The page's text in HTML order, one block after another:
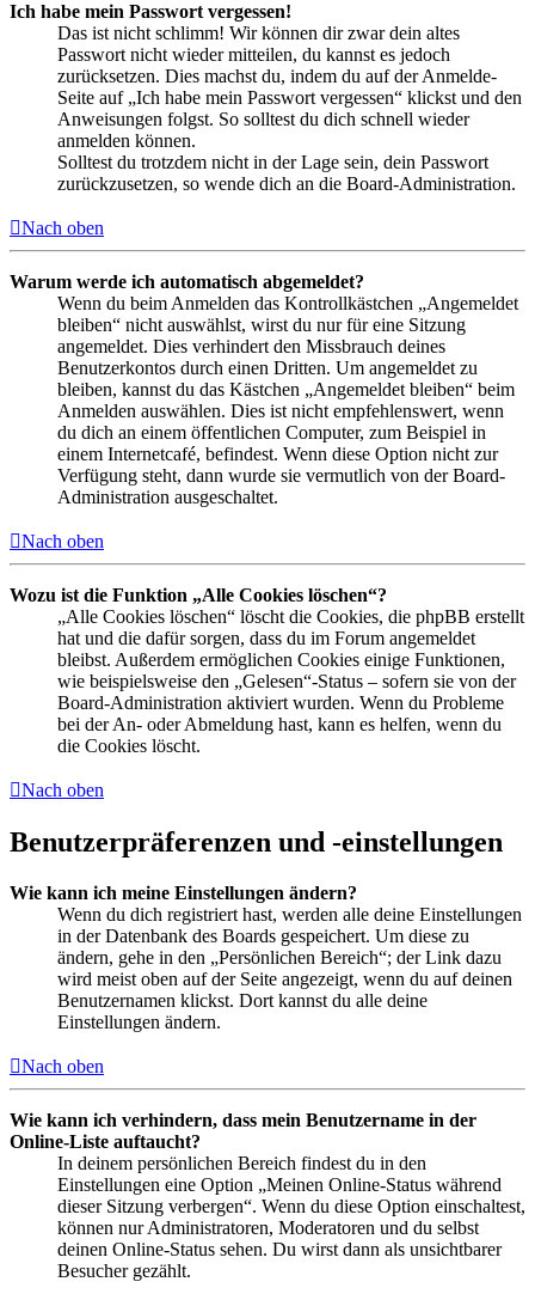
Ich habe mein Passwort vergessen!
Das ist nicht schlimm! Wir können dir zwar dein altes
Passwort nicht wieder mitteilen, du kannst es jedoch
zurücksetzen. Dies machst du, indem du auf der Anmelde-
Seite auf „Ich habe mein Passwort vergessen“ klickst und den
Anweisungen folgst. So solltest du dich schnell wieder
anmelden können.
Solltest du trotzdem nicht in der Lage sein, dein Passwort
zurückzusetzen, so wende dich an die Board-Administration.
Nach oben
Warum werde ich automatisch abgemeldet?
Wenn du beim Anmelden das Kontrollkästchen „Angemeldet
bleiben“ nicht auswählst, wirst du nur für eine Sitzung
angemeldet. Dies verhindert den Missbrauch deines
Benutzerkontos durch einen Dritten. Um angemeldet zu
bleiben, kannst du das Kästchen „Angemeldet bleiben“ beim
Anmelden auswählen. Dies ist nicht empfehlenswert, wenn
du dich an einem öffentlichen Computer, zum Beispiel in
einem Internetcafé, befindest. Wenn diese Option nicht zur
Verfügung steht, dann wurde sie vermutlich von der Board-
Administration ausgeschaltet.
Nach oben
Wozu ist die Funktion „Alle Cookies löschen“?
„Alle Cookies löschen“ löscht die Cookies, die phpBB erstellt
hat und die dafür sorgen, dass du im Forum angemeldet
bleibst. Außerdem ermöglichen Cookies einige Funktionen,
wie beispielsweise den „Gelesen“-Status – sofern sie von der
Board-Administration aktiviert wurden. Wenn du Probleme
bei der An- oder Abmeldung hast, kann es helfen, wenn du
die Cookies löscht.
Nach oben
Benutzerpräferenzen und -einstellungen
Wie kann ich meine Einstellungen ändern?
Wenn du dich registriert hast, werden alle deine Einstellungen
in der Datenbank des Boards gespeichert. Um diese zu
ändern, gehe in den „Persönlichen Bereich“; der Link dazu
wird meist oben auf der Seite angezeigt, wenn du auf deinen
Benutzernamen klickst. Dort kannst du alle deine
Einstellungen ändern.
Nach oben
Wie kann ich verhindern, dass mein Benutzername in der
Online-Liste auftaucht?
In deinem persönlichen Bereich findest du in den
Einstellungen eine Option „Meinen Online-Status während
dieser Sitzung verbergen“. Wenn du diese Option einschaltest,
können nur Administratoren, Moderatoren und du selbst
deinen Online-Status sehen. Du wirst dann als unsichtbarer
Besucher gezählt.